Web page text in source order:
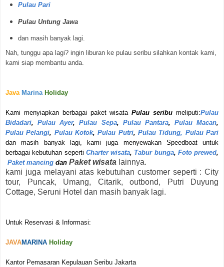
Pulau Pari
Pulau Untung Jawa
dan masih banyak lagi.
Nah, tunggu apa lagi? ingin liburan ke pulau seribu silahkan kontak kami,
kami siap membantu anda.
Java Marina Holiday
Kami menyiapkan berbagai paket wisataPulau seribu meliputi:Pulau
Bidadari,Pulau Ayer,Pulau Sepa, Pulau Pantara, Pulau Macan,
Pulau Pelangi, Pulau Kotok,Pulau Putri,Pulau Tidung, Pulau Pari
dan masih banyak lagi, kami juga menyewakan Speedboat untuk
berbagai kebutuhan seperti Charter wisata, Tabur bunga, Foto prewed,
Paket mancing dan Paket wisata lainnya.
kami juga melayani atas kebutuhan customer seperti : City
tour, Puncak, Umang, Citarik, outbond, Putri Duyung
Cottage, Seruni Hotel dan masih banyak lagi.
Untuk Reservasi & Informasi:
JAVAMARINA Holiday
Kantor Pemasaran Kepulauan Seribu Jakarta